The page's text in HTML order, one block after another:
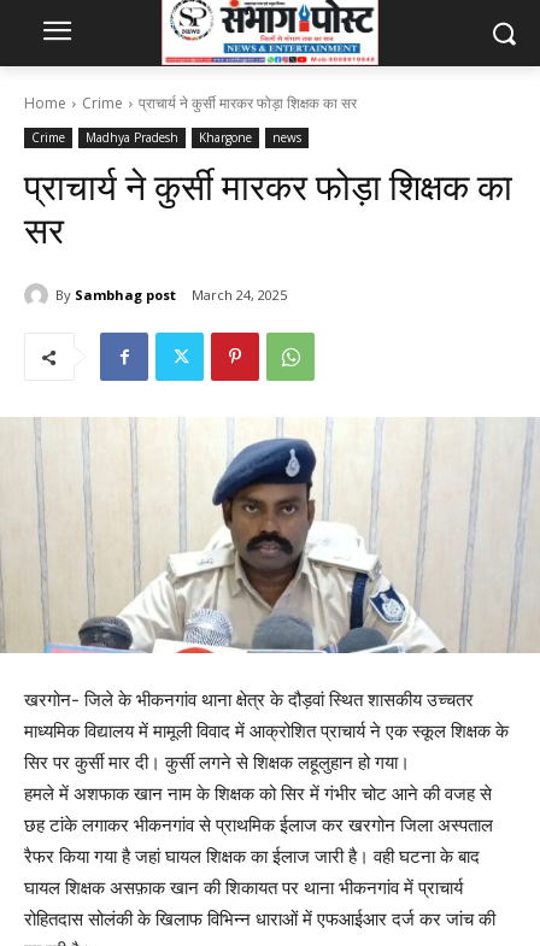
Home Crime प्राचार्य ने कुर्सी मारकर फोड़ा शिक्षक का सर
Crime Madhya Pradesh Khargone news
प्राचार्य ने कुर्सी मारकर फोड़ा शिक्षक का
सर
By Sambhag post March 24, 2025
खरगोन- जिले के भीकनगांव थाना क्षेत्र के दौड़वां स्थित शासकीय उच्चतर
माध्यमिक विद्यालय में मामूली विवाद में आक्रोशित प्राचार्य ने एक स्कूल शिक्षक के
सिर पर कुर्सी मार दी। कुर्सी लगने से शिक्षक लहूलुहान हो गया।
हमले में अशफाक खान नाम के शिक्षक को सिर में गंभीर चोट आने की वजह से
छह टांके लगाकर भीकनगांव से प्राथमिक ईलाज कर खरगोन जिला अस्पताल
रैफर किया गया है जहां घायल शिक्षक का ईलाज जारी है। वही घटना के बाद
घायल शिक्षक असफ़ाक खान की शिकायत पर थाना भीकनगांव में प्राचार्य
रोहितदास सोलंकी के खिलाफ विभिन्न धाराओं में एफआईआर दर्ज कर जांच की